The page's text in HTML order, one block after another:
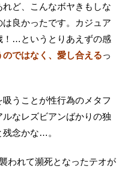
ど、こんなボヤきもしな
良かったです。カジュア
！…というとりあえずの感
ではなく、愛し合えるっ
うことが性行為のメタフ
なレズビアンばかりの独
念かな…。
われて瀕死となったテオが